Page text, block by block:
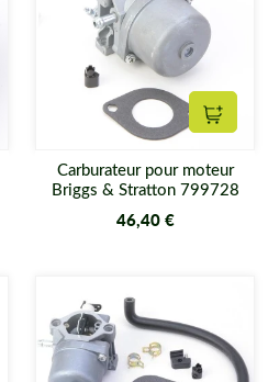
au panier
Carburateur pour moteur
Briggs & Stratton 799728
46,40 €